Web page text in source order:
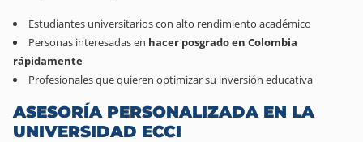
Estudiantes universitarios con alto rendimiento académico
Personas interesadas en hacer posgrado en Colombia
rápidamente
Profesionales que quieren optimizar su inversión educativa
ASESORÍA PERSONALIZADA EN LA
UNIVERSIDAD ECCI